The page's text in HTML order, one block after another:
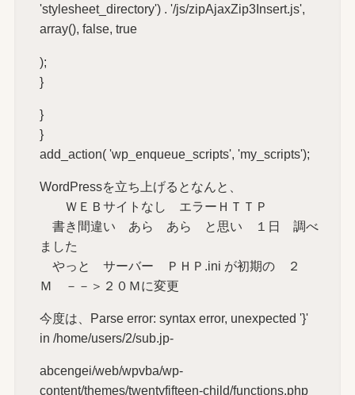
'stylesheet_directory') . '/js/zipAjaxZip3Insert.js',
array(), false, true
);
}
}
}
add_action( 'wp_enqueue_scripts', 'my_scripts');
WordPressを立ち上げるとなんと、
ＷＥＢサイトなし エラーＨＴＴＰ
書き間違い あら あら と思い １日 調べ
ました
やっと サーバー ＰＨＰ.ini が初期の ２
Ｍ －－＞２０Ｍに変更
今度は、Parse error: syntax error, unexpected '}'
in /home/users/2/sub.jp-
abcengei/web/wpvba/wp-
content/themes/twentyfifteen-child/functions.php